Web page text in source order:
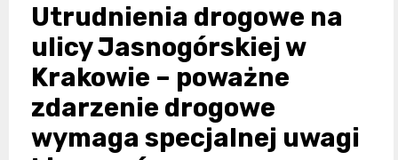
Utrudnienia drogowe na
ulicy Jasnogórskiej w
Krakowie – poważne
zdarzenie drogowe
wymaga specjalnej uwagi